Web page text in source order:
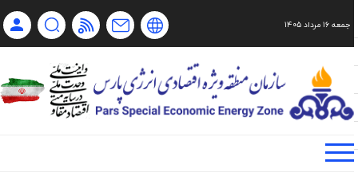
فا Ru Ch
جمعه ۱۶ مرداد ۱۴۰۵